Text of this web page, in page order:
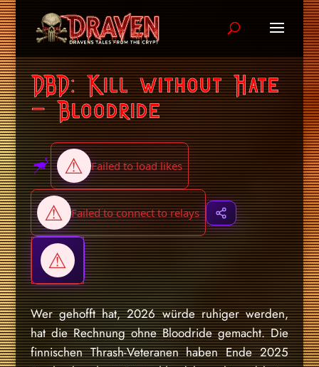
DBD: Kill without Hate
– Bloodride
Wer gehofft hat, 2026 würde ruhiger werden,
hat die Rechnung ohne Bloodride gemacht. Die
finnischen Thrash-Veteranen haben Ende 2025